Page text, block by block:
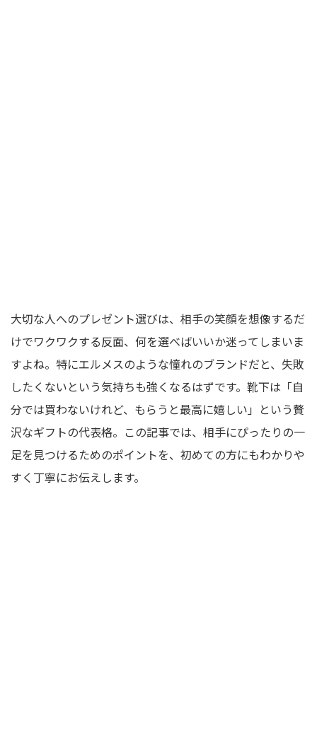
大切な人へのプレゼント選びは、相手の笑顔を想像するだ
けでワクワクする反面、何を選べばいいか迷ってしまいま
すよね。特にエルメスのような憧れのブランドだと、失敗
したくないという気持ちも強くなるはずです。靴下は「自
分では買わないけれど、もらうと最高に嬉しい」という贅
沢なギフトの代表格。この記事では、相手にぴったりの一
足を見つけるためのポイントを、初めての方にもわかりや
すく丁寧にお伝えします。